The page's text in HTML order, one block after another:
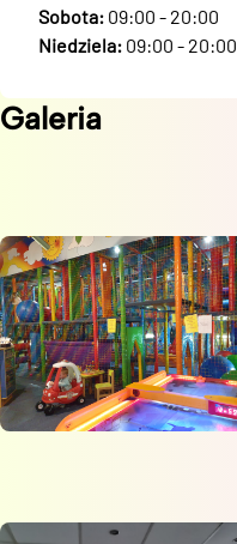
Sobota: 09:00 - 20:00
Niedziela: 09:00 - 20:00
Galeria